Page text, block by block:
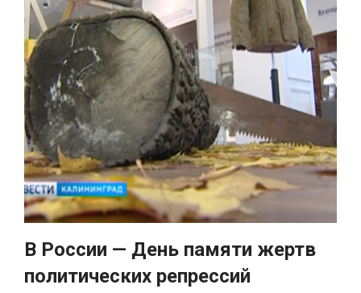
В России — День памяти жертв
политических репрессий